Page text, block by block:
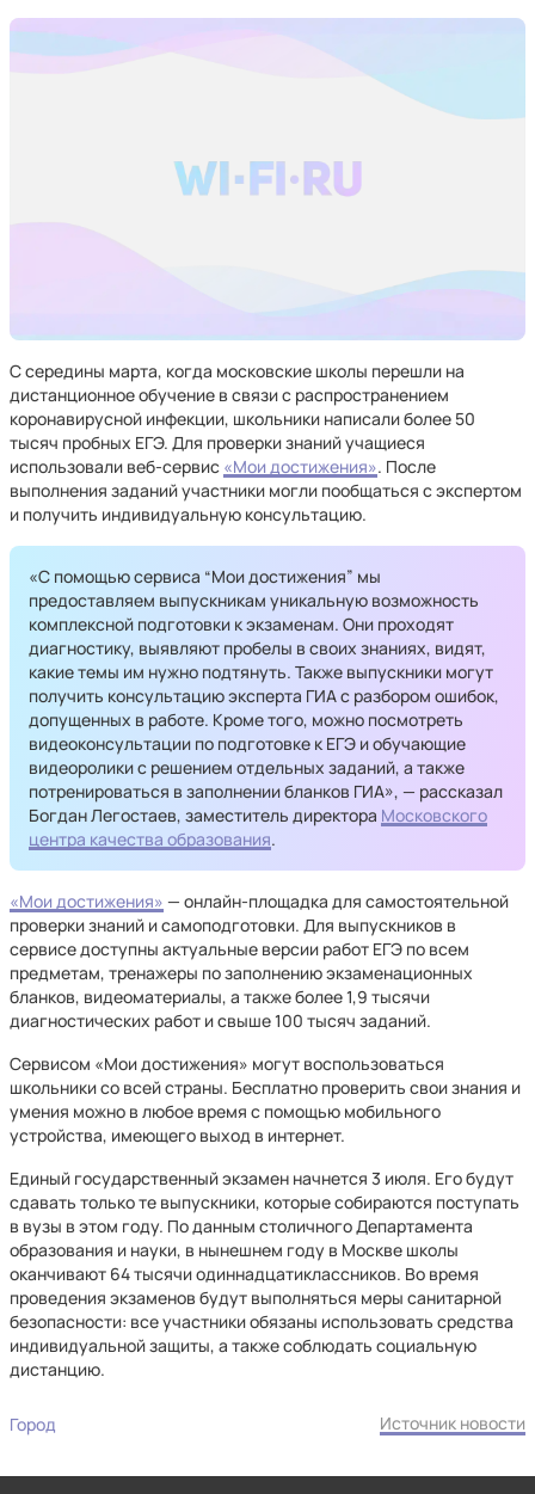
С середины марта, когда московские школы перешли на
дистанционное обучение в связи с распространением
коронавирусной инфекции, школьники написали более 50
тысяч пробных ЕГЭ. Для проверки знаний учащиеся
использовали веб-сервис «Мои достижения». После
выполнения заданий участники могли пообщаться с экспертом
и получить индивидуальную консультацию.
«С помощью сервиса “Мои достижения” мы
предоставляем выпускникам уникальную возможность
комплексной подготовки к экзаменам. Они проходят
диагностику, выявляют пробелы в своих знаниях, видят,
какие темы им нужно подтянуть. Также выпускники могут
получить консультацию эксперта ГИА с разбором ошибок,
допущенных в работе. Кроме того, можно посмотреть
видеоконсультации по подготовке к ЕГЭ и обучающие
видеоролики с решением отдельных заданий, а также
потренироваться в заполнении бланков ГИА», — рассказал
Богдан Легостаев, заместитель директора Московского
центра качества образования.
«Мои достижения» — онлайн-площадка для самостоятельной
проверки знаний и самоподготовки. Для выпускников в
сервисе доступны актуальные версии работ ЕГЭ по всем
предметам, тренажеры по заполнению экзаменационных
бланков, видеоматериалы, а также более 1,9 тысячи
диагностических работ и свыше 100 тысяч заданий.
Сервисом «Мои достижения» могут воспользоваться
школьники со всей страны. Бесплатно проверить свои знания и
умения можно в любое время с помощью мобильного
устройства, имеющего выход в интернет.
Единый государственный экзамен начнется 3 июля. Его будут
сдавать только те выпускники, которые собираются поступать
в вузы в этом году. По данным столичного Департамента
образования и науки, в нынешнем году в Москве школы
оканчивают 64 тысячи одиннадцатиклассников. Во время
проведения экзаменов будут выполняться меры санитарной
безопасности: все участники обязаны использовать средства
индивидуальной защиты, а также соблюдать социальную
дистанцию.
Город Источник новости